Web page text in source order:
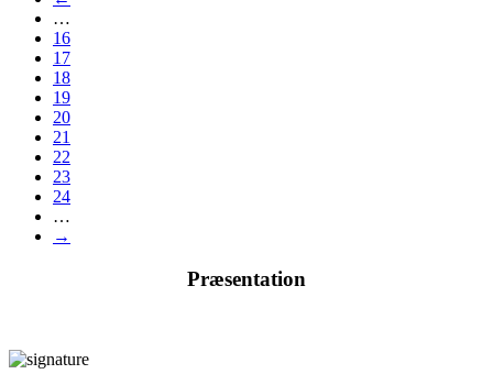
…
16
17
18
19
20
21
22
23
24
…
→
Præsentation